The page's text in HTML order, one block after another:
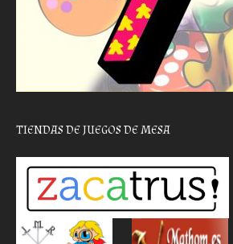
TIENDAS DE JUEGOS DE MESA